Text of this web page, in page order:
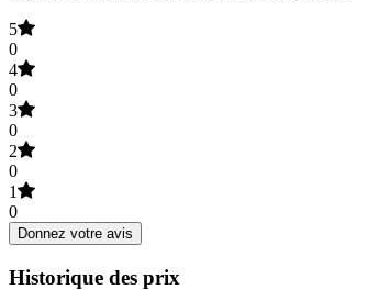
5
0
4
0
3
0
2
0
1
0
Donnez votre avis
Historique des prix